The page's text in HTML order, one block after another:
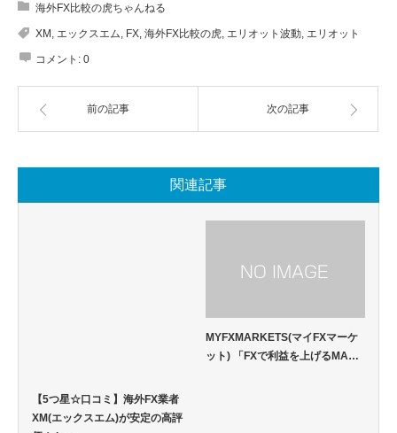
海外FX比較の虎ちゃんねる
XM , エックスエム, FX, 海外FX比較の虎, エリオット波動, エリオット
コメント: 0
前の記事 次の記事
関連記事
【5つ星☆口コミ】海外FX業者
XM(エックスエム)が安定の高評
MYFXMARKETS(マイFXマーケ
ット) 「FXで利益を上げるMA…